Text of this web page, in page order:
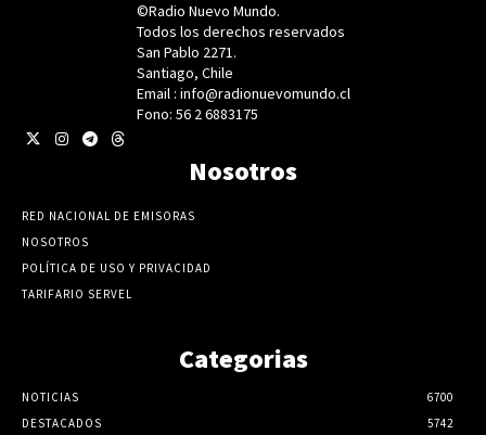
©Radio Nuevo Mundo.
Todos los derechos reservados
San Pablo 2271.
Santiago, Chile
Email : info@radionuevomundo.cl
Fono: 56 2 6883175
Nosotros
RED NACIONAL DE EMISORAS
NOSOTROS
POLÍTICA DE USO Y PRIVACIDAD
TARIFARIO SERVEL
Categorias
NOTICIAS
6700
DESTACADOS
5742